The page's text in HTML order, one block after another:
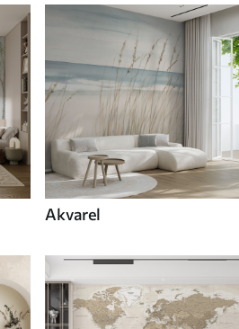
Akvarel